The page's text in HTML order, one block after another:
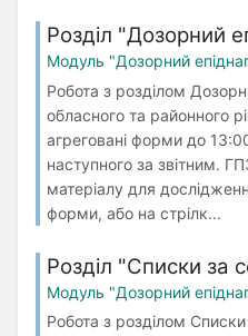
Розділ "Дозорний
Модуль "Дозорний
Робота з розділом
обласного та районного
агреговані форми до
наступного за звітним.
матеріалу для
форми, або на стрілк...
Розділ "Списки за
Модуль "Дозорний
Робота з розділом